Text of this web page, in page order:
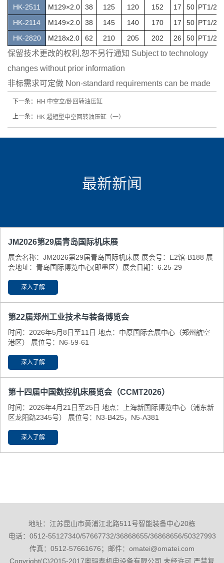
HK-2511
M129×2.0 38 125 120 152 17 50 PT1/2
HK-2114
M149×2.0 38 145 140 170 17 50 PT1/2
HK-2820
M218x2.0 62 210 205 202 26 50 PT1/2
保留技术更改的权利,恕不另行通知 Subject to technology
changes without prior information
非标需求可定做 Non-standard requirements can be made
下一条： HH 中空立/卧回转油压缸
上一条： HK 超短型中空回转油压缸（一）
最新新闻
JM2026第29届青岛国际机床展
展会名称：JM2026第29届青岛国际机床展 展会号：E2馆-B188 展
会地址：青岛国际博览中心(即墨区） ​展会日期：6.25-29
深入了解
第22届郑州工业技术与装备博览会
时间：2026年5月8日至11日 地点：中原国际会展中心（郑州航空
港区） 展位号：N6-59-61
深入了解
第十四届中国数控机床展览会（CCMT2026）
时间：2026年4月21日至25日 地点：上海新国际博览中心（浦东新
区龙阳路2345号） 展位号：N3-B425，N5-A381
深入了解
地址：江苏昆山市黄浦江北路511号智能装备中心20栋
电话：0512-55127340/57667732/36868655/36868656/50327993
传真：0512-57661676；邮件：omatei@omatei.com
Copyright(C)2015-2017奥玛泰机电设备有限公司 未经许可 严禁复